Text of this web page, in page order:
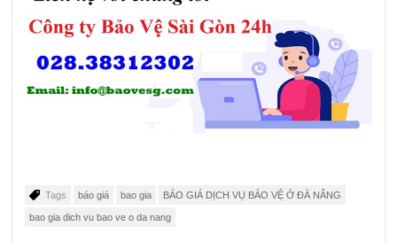
Tags báo giá bao gia BÁO GIÁ DỊCH VỤ BẢO VỆ Ở ĐÀ NẴNG
bao gia dich vu bao ve o da nang